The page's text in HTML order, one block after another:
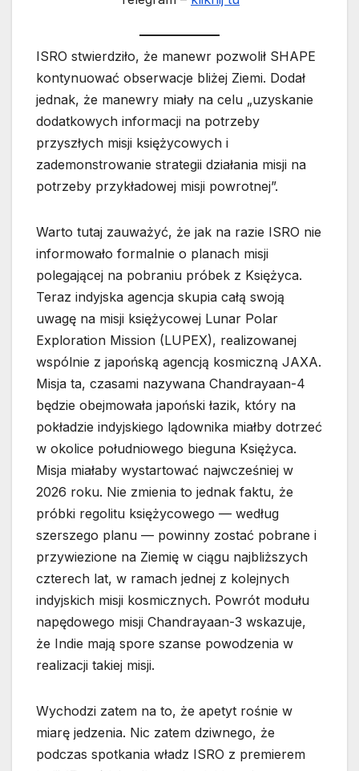
ISRO stwierdziło, że manewr pozwolił SHAPE
kontynuować obserwacje bliżej Ziemi. Dodał
jednak, że manewry miały na celu „uzyskanie
dodatkowych informacji na potrzeby
przyszłych misji księżycowych i
zademonstrowanie strategii działania misji na
potrzeby przykładowej misji powrotnej”.
Warto tutaj zauważyć, że jak na razie ISRO nie
informowało formalnie o planach misji
polegającej na pobraniu próbek z Księżyca.
Teraz indyjska agencja skupia całą swoją
uwagę na misji księżycowej Lunar Polar
Exploration Mission (LUPEX), realizowanej
wspólnie z japońską agencją kosmiczną JAXA.
Misja ta, czasami nazywana Chandrayaan-4
będzie obejmowała japoński łazik, który na
pokładzie indyjskiego lądownika miałby dotrzeć
w okolice południowego bieguna Księżyca.
Misja miałaby wystartować najwcześniej w
2026 roku. Nie zmienia to jednak faktu, że
próbki regolitu księżycowego — według
szerszego planu — powinny zostać pobrane i
przywiezione na Ziemię w ciągu najbliższych
czterech lat, w ramach jednej z kolejnych
indyjskich misji kosmicznych. Powrót modułu
napędowego misji Chandrayaan-3 wskazuje,
że Indie mają spore szanse powodzenia w
realizacji takiej misji.
Wychodzi zatem na to, że apetyt rośnie w
miarę jedzenia. Nic zatem dziwnego, że
podczas spotkania władz ISRO z premierem